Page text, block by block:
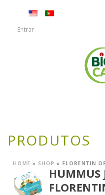
Entrar
PRODUTOS
HOME » SHOP » FLORENTIN
HUMMUS